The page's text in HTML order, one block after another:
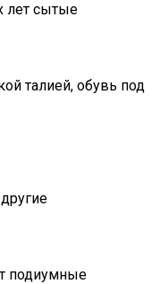
лет сытые
талией, обувь под
подиумные